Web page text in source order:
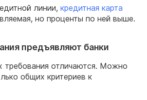
линии, кредитная карта
но проценты по ней выше.
предъявляют банки
требования отличаются. Можно
общих критериев к